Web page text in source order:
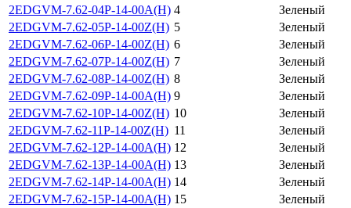
2EDGVM-7.62-04P-14-00A(H) 4
Зеленый
2EDGVM-7.62-05P-14-00Z(H) 5
Зеленый
2EDGVM-7.62-06P-14-00Z(H) 6
Зеленый
2EDGVM-7.62-07P-14-00Z(H) 7
Зеленый
2EDGVM-7.62-08P-14-00Z(H) 8
Зеленый
2EDGVM-7.62-09P-14-00A(H) 9
Зеленый
2EDGVM-7.62-10P-14-00Z(H) 10
Зеленый
2EDGVM-7.62-11P-14-00Z(H) 11
Зеленый
2EDGVM-7.62-12P-14-00A(H) 12
Зеленый
2EDGVM-7.62-13P-14-00A(H) 13
Зеленый
2EDGVM-7.62-14P-14-00A(H) 14
Зеленый
2EDGVM-7.62-15P-14-00A(H) 15
Зеленый